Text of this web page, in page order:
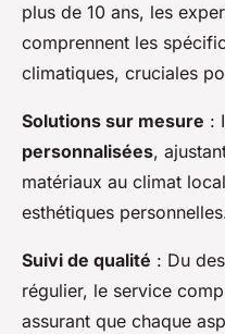
plus de 10 ans, les
comprennent les
climatiques, cruciales
Solutions sur mesure :
personnalisées,
matériaux au climat
esthétiques
Suivi de qualité : Du
régulier, le service
assurant que chaque